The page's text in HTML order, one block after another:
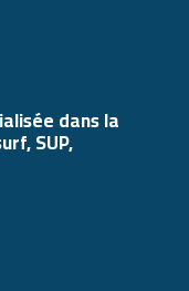
dans la
SUP,